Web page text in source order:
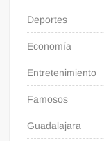
Deportes
Economía
Entretenimiento
Famosos
Guadalajara